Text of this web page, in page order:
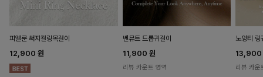
피엘룬 써지컬링목걸이
12,900 원
벤뮤트 드롭귀걸이
11,900 원
리뷰 카운트 영역
노잉티 링
리뷰 카운